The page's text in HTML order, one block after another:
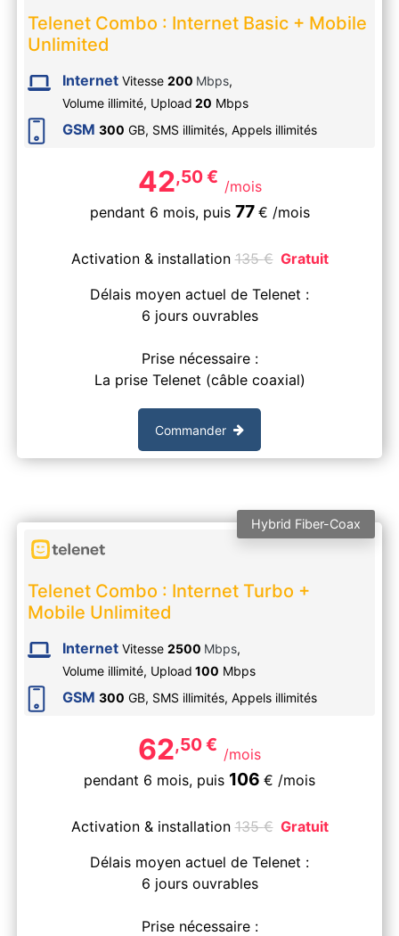
Telenet Combo : Internet Basic + Mobile
Unlimited
Internet Vitesse 200 Mbps,
Volume illimité, Upload 20 Mbps
GSM 300 GB, SMS illimités, Appels illimités
42,50€ /mois
pendant 6 mois, puis 77 € /mois
Activation & installation135€ Gratuit
Délais moyen actuel de Telenet :
6 jours ouvrables
Prise nécessaire :
La prise Telenet (câble coaxial)
Commander
Hybrid Fiber-Coax
Telenet Combo : Internet Turbo +
Mobile Unlimited
Internet Vitesse 2500 Mbps,
Volume illimité, Upload 100 Mbps
GSM 300 GB, SMS illimités, Appels illimités
62,50€ /mois
pendant 6 mois, puis 106 € /mois
Activation & installation135€ Gratuit
Délais moyen actuel de Telenet :
6 jours ouvrables
Prise nécessaire :